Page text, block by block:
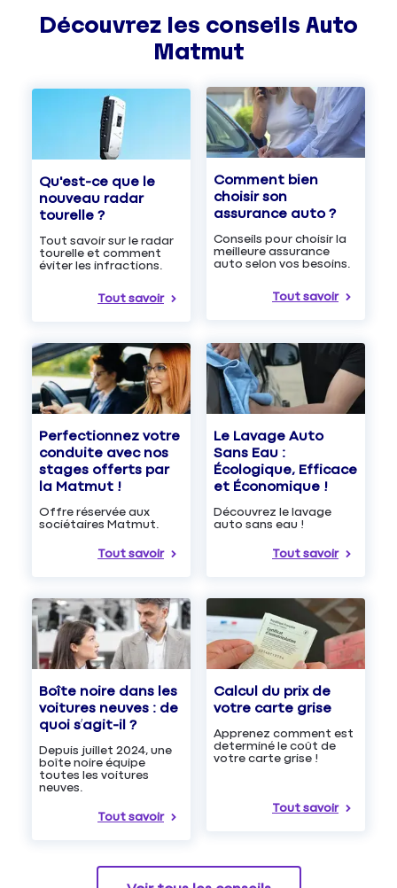
Découvrez les conseils Auto
Matmut
Qu'est-ce que le
nouveau radar
tourelle ?
Tout savoir sur le radar
tourelle et comment
éviter les infractions.
Tout savoir
Comment bien
choisir son
assurance auto ?
Conseils pour choisir la
meilleure assurance
auto selon vos besoins.
Tout savoir
Perfectionnez votre
conduite avec nos
stages offerts par
la Matmut !
Offre réservée aux
sociétaires Matmut.
Tout savoir
Le Lavage Auto
Sans Eau :
Écologique, Efficace
et Économique !
Découvrez le lavage
auto sans eau !
Tout savoir
Boîte noire dans les
voitures neuves : de
quoi s’agit-il ?
Depuis juillet 2024, une
boîte noire équipe
toutes les voitures
neuves.
Tout savoir
Calcul du prix de
votre carte grise
Apprenez comment est
determiné le coût de
votre carte grise !
Tout savoir